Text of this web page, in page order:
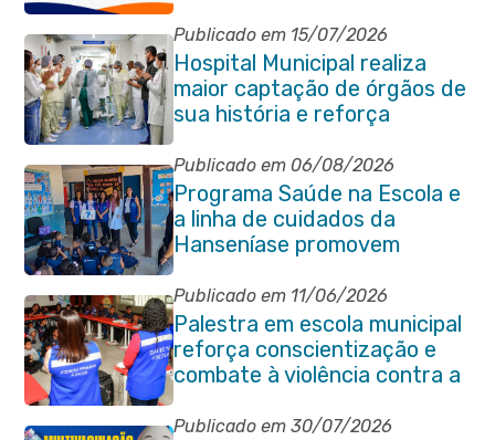
e Combate à Tuberculose em
Itaboraí
Publicado em 15/07/2026
Hospital Municipal realiza
maior captação de órgãos de
sua história e reforça
compromisso com a vida
Publicado em 06/08/2026
Programa Saúde na Escola e
a linha de cuidados da
Hanseníase promovem
conscientização sobre
hanseníase na E.M Adelaide
de Magalhães Seabra
Publicado em 11/06/2026
Palestra em escola municipal
reforça conscientização e
combate à violência contra a
pessoa idosa em Itaboraí
Publicado em 30/07/2026